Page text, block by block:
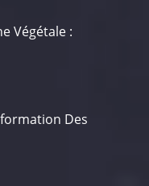
Végétale :
Des